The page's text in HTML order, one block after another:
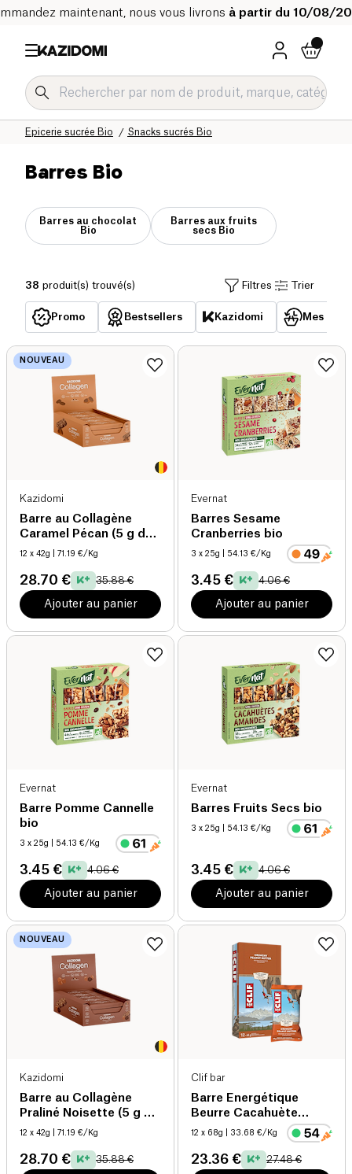
maintenant, nous vous livrons à partir du 10/08/
Snacks sucrés Bio
Epicerie sucrée Bio
Notre catalogue bio
Accueil
Barres Bio
Barres au chocolat
Bio
Barres aux fruits
secs Bio
38 produit(s) trouvé(s) Filtres Trier
Promo Bestsellers Kazidomi Mes
NOUVEAU
Kazidomi
Barre au Collagène
Caramel Pécan (5 g de
collagène / barre)
12 x 42g | 71.19 €/Kg
28.70 € 35.88 €
Ajouter au panier
Evernat
Barres Sesame
Cranberries bio
3 x 25g | 54.13 €/Kg
3.45 € 4.06 €
Ajouter au panier
Evernat
Barre Pomme Cannelle
bio
3 x 25g | 54.13 €/Kg
3.45 € 4.06 €
Ajouter au panier
Evernat
Barres Fruits Secs bio
3 x 25g | 54.13 €/Kg
3.45 € 4.06 €
Ajouter au panier
NOUVEAU
Kazidomi
Barre au Collagène
Praliné Noisette (5 g de
collagène / barre)
12 x 42g | 71.19 €/Kg
28.70 € 35.88 €
Clif bar
Barre Energétique
Beurre Cacahuète
Croquant
12 x 68g | 33.68 €/Kg
23.36 € 27.48 €